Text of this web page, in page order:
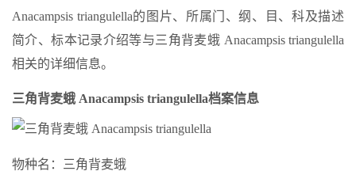
Anacampsis triangulella的图片、所属门、纲、目、科及描述
简介、标本记录介绍等与三角背麦蛾 Anacampsis triangulella
相关的详细信息。
三角背麦蛾 Anacampsis triangulella档案信息
物种名：三角背麦蛾